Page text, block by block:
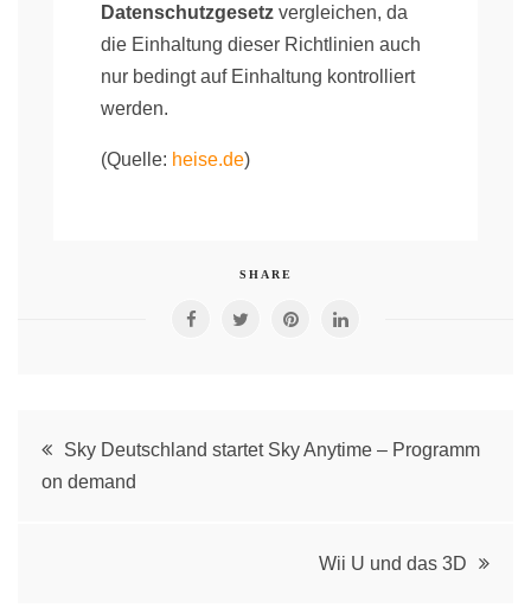
Datenschutzgesetz vergleichen, da
die Einhaltung dieser Richtlinien auch
nur bedingt auf Einhaltung kontrolliert
werden.
(Quelle: heise.de)
SHARE
PostSky Deutschland startet Sky Anytime – Programm
on demand
Wii U und das 3D